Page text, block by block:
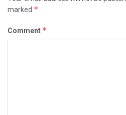
marked *
Comment *